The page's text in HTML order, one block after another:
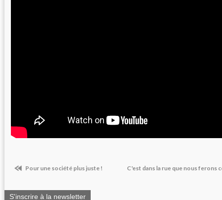
Pour une société plus juste ! C'est dans la rue que nous ferons
S'inscrire à la newsletter